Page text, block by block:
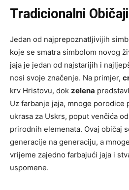
Tradicionalni
Jedan od najprepoznatljivijih
koje se smatra simbolom novog
jaja je jedan od najstarijih i
nosi svoje značenje. Na primjer,
krv Hristovu, dok zelena
Uz farbanje jaja, mnoge porodice
ukrasa za Uskrs, poput venčića
prirodnih elemenata. Ovaj običaj
generacije na generaciju, a
vrijeme zajedno farbajući jaja i
uspomene.